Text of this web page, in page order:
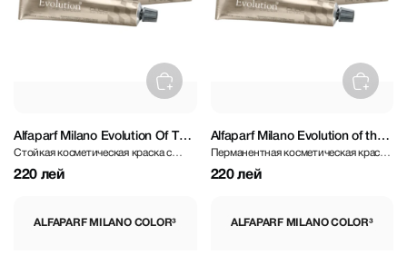
Alfaparf Milano Evolution Of The
Color3 Chestnut 60 ml
Стойкая косметическая краска с
коричневым оттенком
220 лей
Alfaparf Milano Evolution of the
Color³ Violet - 9.21 Very Light
Blonde Violet Ash 60 ml
Перманентная косметическая краска
фиолетового оттенка
220 лей
ALFAPARF MILANO COLOR³ ALFAPARF MILANO COLOR³